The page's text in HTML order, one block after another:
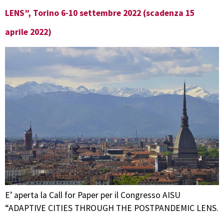
LENS”, Torino 6-10 settembre 2022 (scadenza 15
aprile 2022)
E’ aperta la Call for Paper per il Congresso AISU
“ADAPTIVE CITIES THROUGH THE POSTPANDEMIC LENS.